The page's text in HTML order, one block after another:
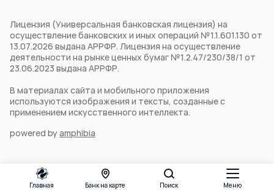
Лицензия (Универсальная банковская лицензия) на
осуществление банковских и иных операций №1.1.601.130 от
13.07.2026 выдана АРРФР. Лицензия на осуществление
деятельности на рынке ценных бумаг №1.2.47/230/38/1 от
23.06.2023 выдана АРРФР.
В материалах сайта и мобильного приложения
используются изображения и тексты, созданные с
применением искусственного интеллекта.
powered by amphibia
Главная Банк на карте Поиск Меню